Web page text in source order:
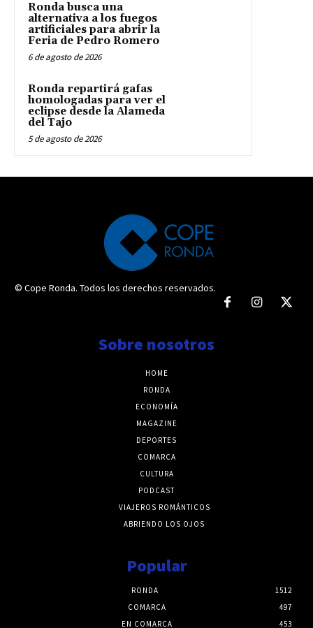
Ronda busca una
alternativa a los fuegos
artificiales para abrir la
Feria de Pedro Romero
6 de agosto de 2026
Ronda repartirá gafas
homologadas para ver el
eclipse desde la Alameda
del Tajo
5 de agosto de 2026
© Cope Ronda. Todos los derechos reservados.
Sobre nosotros
HOME
RONDA
ECONOMÍA
MAGAZINE
DEPORTES
COMARCA
CULTURA
PODCAST
VIAJEROS ROMÁNTICOS
ABRIENDO LOS OJOS
Popular
RONDA
1512
COMARCA
497
EN COMARCA
453